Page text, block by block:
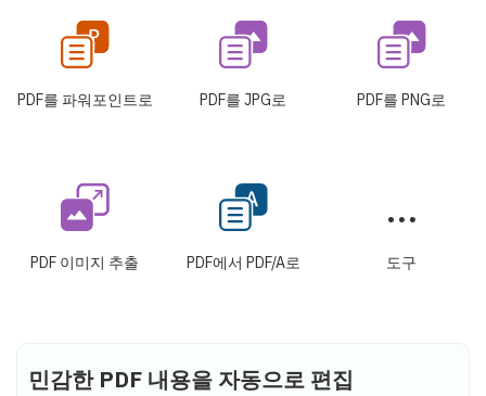
PDF를 파워포인트로 PDF를 JPG로 PDF를 PNG로
PDF 이미지 추출 PDF에서 PDF/A로 도구
민감한 PDF 내용을 자동으로 편집